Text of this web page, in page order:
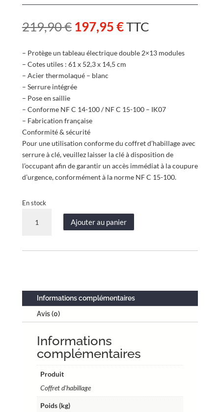
219,90€ Le
initial
était :
219,90 €.
197,95€Le
actuel
est :
197,95 €.
TTC
– Protège un tableau électrique double 2×13 modules
– Cotes utiles : 61 x 52,3 x 14,5 cm
– Acier thermolaqué – blanc
– Serrure intégrée
– Pose en saillie
– Conforme NF C 14-100 / NF C 15-100 – IK07
– Fabrication française
Conformité & sécurité
Pour une utilisation conforme du coffret d’habillage avec
serrure à clé, veuillez laisser la clé à disposition de
l’occupant afin de garantir un accès immédiat à la coupure
d’urgence, conformément à la norme NF C 15-100.
En stock
travée
acier
thermolaqué
serrure
Ajouter au panier
Informations complémentaires
Avis (0)
Informations
complémentaires
Produit
Coffret d'habillage
Poids (kg)